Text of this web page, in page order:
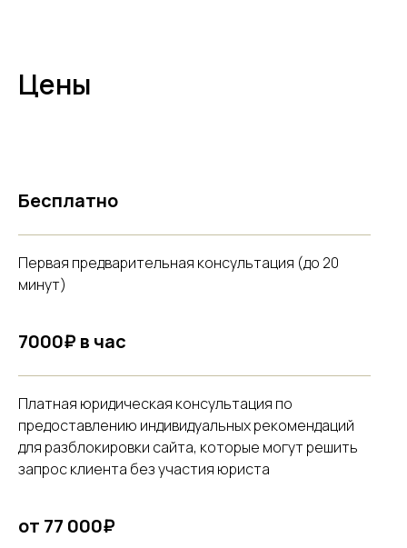
Цены
Бесплатно
Первая предварительная консультация (до 20
минут)
7000₽ в час
Платная юридическая консультация по
предоставлению индивидуальных рекомендаций
для разблокировки сайта, которые могут решить
запрос клиента без участия юриста
от 77 000₽